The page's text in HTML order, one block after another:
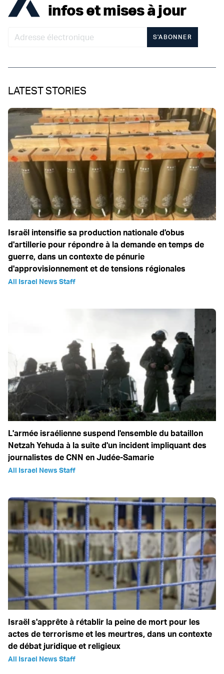
infos et mises à jour
S'ABONNER
LATEST STORIES
Israël intensifie sa production nationale d'obus
d'artillerie pour répondre à la demande en temps de
guerre, dans un contexte de pénurie
d'approvisionnement et de tensions régionales
All Israel News Staff
L'armée israélienne suspend l'ensemble du bataillon
Netzah Yehuda à la suite d'un incident impliquant des
journalistes de CNN en Judée-Samarie
All Israel News Staff
Israël s'apprête à rétablir la peine de mort pour les
actes de terrorisme et les meurtres, dans un contexte
de débat juridique et religieux
All Israel News Staff